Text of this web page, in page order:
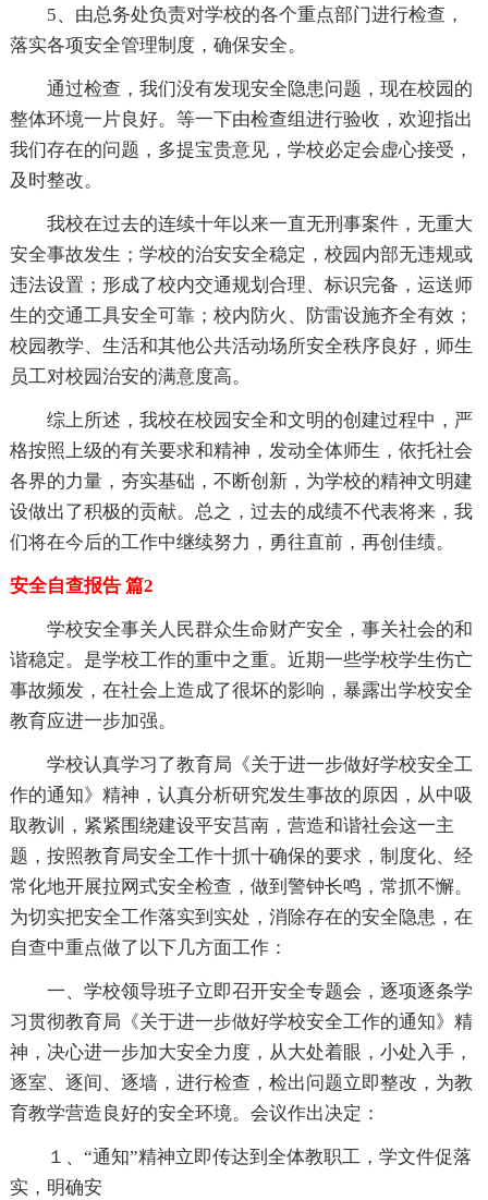
5、由总务处负责对学校的各个重点部门进行检查，
落实各项安全管理制度，确保安全。
通过检查，我们没有发现安全隐患问题，现在校园的
整体环境一片良好。等一下由检查组进行验收，欢迎指出
我们存在的问题，多提宝贵意见，学校必定会虚心接受，
及时整改。
我校在过去的连续十年以来一直无刑事案件，无重大
安全事故发生；学校的治安安全稳定，校园内部无违规或
违法设置；形成了校内交通规划合理、标识完备，运送师
生的交通工具安全可靠；校内防火、防雷设施齐全有效；
校园教学、生活和其他公共活动场所安全秩序良好，师生
员工对校园治安的满意度高。
综上所述，我校在校园安全和文明的创建过程中，严
格按照上级的有关要求和精神，发动全体师生，依托社会
各界的力量，夯实基础，不断创新，为学校的精神文明建
设做出了积极的贡献。总之，过去的成绩不代表将来，我
们将在今后的工作中继续努力，勇往直前，再创佳绩。
安全自查报告 篇2
学校安全事关人民群众生命财产安全，事关社会的和
谐稳定。是学校工作的重中之重。近期一些学校学生伤亡
事故频发，在社会上造成了很坏的影响，暴露出学校安全
教育应进一步加强。
学校认真学习了教育局《关于进一步做好学校安全工
作的通知》精神，认真分析研究发生事故的原因，从中吸
取教训，紧紧围绕建设平安莒南，营造和谐社会这一主
题，按照教育局安全工作十抓十确保的要求，制度化、经
常化地开展拉网式安全检查，做到警钟长鸣，常抓不懈。
为切实把安全工作落实到实处，消除存在的安全隐患，在
自查中重点做了以下几方面工作：
一、学校领导班子立即召开安全专题会，逐项逐条学
习贯彻教育局《关于进一步做好学校安全工作的通知》精
神，决心进一步加大安全力度，从大处着眼，小处入手，
逐室、逐间、逐墙，进行检查，检出问题立即整改，为教
育教学营造良好的安全环境。会议作出决定：
１、“通知”精神立即传达到全体教职工，学文件促落
实，明确安